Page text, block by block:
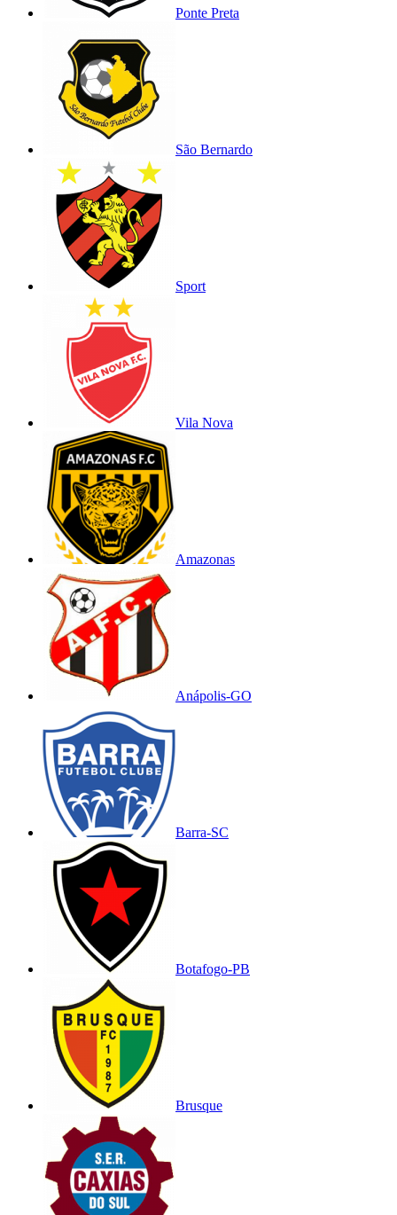
Ponte Preta
São Bernardo
Sport
Vila Nova
Amazonas
Anápolis-GO
Barra-SC
Botafogo-PB
Brusque